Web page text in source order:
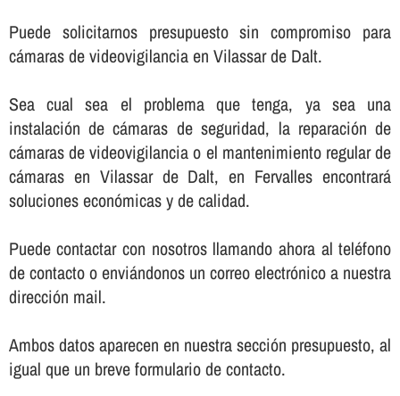
Puede solicitarnos presupuesto sin compromiso para
cámaras de videovigilancia en Vilassar de Dalt.
Sea cual sea el problema que tenga, ya sea una
instalación de cámaras de seguridad, la reparación de
cámaras de videovigilancia o el mantenimiento regular de
cámaras en Vilassar de Dalt, en Fervalles encontrará
soluciones económicas y de calidad.
Puede contactar con nosotros llamando ahora al teléfono
de contacto o enviándonos un correo electrónico a nuestra
dirección mail.
Ambos datos aparecen en nuestra sección presupuesto, al
igual que un breve formulario de contacto.